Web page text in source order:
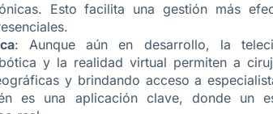
Esto facilita una gestión más
: Aunque aún en desarrollo, la
y la realidad virtual permiten a
y brindando acceso a
es una aplicación clave, donde un